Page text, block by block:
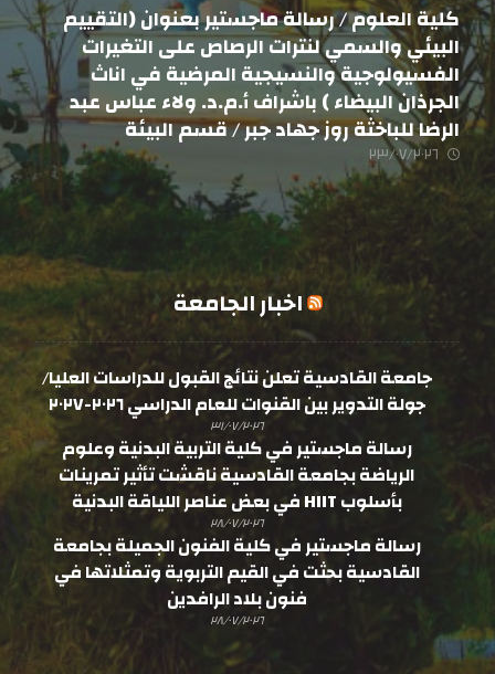
كلية العلوم / رسالة ماجستير بعنوان (التقييم
البيئي والسمي لنترات الرصاص على التغيرات
الفسيولوجية والنسيجية المرضية في اناث
الجرذان البيضاء ) باشراف أ.م.د. ولاء عباس عبد
الرضا للباخثة روز جهاد جبر / قسم البيئة
٢٣/٠٧/٢٠٢٦
اخبار الجامعة
جامعة القادسية تعلن نتائج القبول للدراسات العليا/
جولة التدوير بين القنوات للعام الدراسي ٢٠٢٦-٢٠٢٧
٣١/٠٧/٢٠٢٦
رسالة ماجستير في كلية التربية البدنية وعلوم
الرياضة بجامعة القادسية ناقشت تأثير تمرينات
بأسلوب HIIT في بعض عناصر اللياقة البدنية
٢٨/٠٧/٢٠٢٦
رسالة ماجستير في كلية الفنون الجميلة بجامعة
القادسية بحثت في القيم التربوية وتمثلاتها في
فنون بلاد الرافدين
٢٨/٠٧/٢٠٢٦